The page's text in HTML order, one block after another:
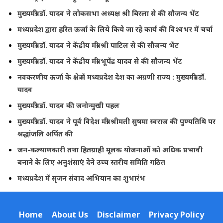
मुख्यमंत्री डॉ. यादव ने लोकसभा अध्यक्ष श्री बिरला से की सौजन्य भेंट
मध्यप्रदेश द्वारा हरित ऊर्जा के लिये किये जा रहे कार्य की विश्वभर में चर्चा
मुख्यमंत्री डॉ. यादव ने केंद्रीय मंत्री श्री पाटिल से की सौजन्य भेंट
मुख्यमंत्री डॉ. यादव ने केंद्रीय मंत्री भूपेंद्र यादव से की सौजन्य भेंट
नवकरणीय ऊर्जा के क्षेत्र में मध्यप्रदेश देश का अग्रणी राज्य : मुख्यमंत्री डॉ.
यादव
मुख्यमंत्री डॉ. यादव की जनोन्मुखी पहल
मुख्यमंत्री डॉ. यादव ने पूर्व विदेश मंत्री श्रीमती सुषमा स्वराज की पुण्यतिथि पर
श्रद्धांजलि अर्पित की
जन-कल्याणकारी तथा हितग्राही मूलक योजनाओं को अधिक प्रभावी
बनाने के लिए अनुशंसाएं देने उच्च स्तरीय समिति गठित
मध्यप्रदेश में सृजन संवाद अभियान का शुभारंभ
Home About Us Disclaimer
Privacy Policy